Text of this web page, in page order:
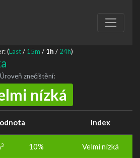
(Last/ 15m / 1h / 24h)
Úroveň znečištění:
nízká
Index
3 10% Velmi nízká